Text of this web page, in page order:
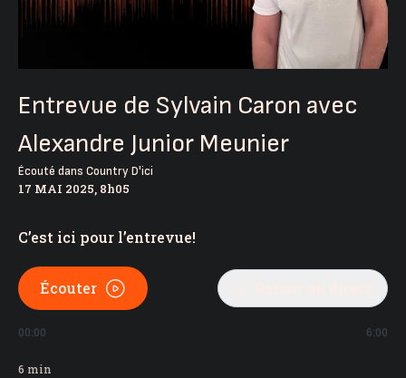
Entrevue de Sylvain Caron avec
Alexandre Junior Meunier
Écouté dans Country D'ici
17 MAI 2025, 8h05
C’est ici pour l’entrevue!
Écouter
00:00 6:00
6 min